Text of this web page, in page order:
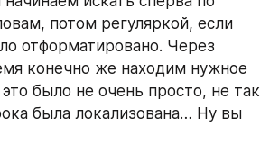
потом регуляркой, если
отформатировано. Через
конечно же находим нужное
было не очень просто, не так
была локализована… Ну вы